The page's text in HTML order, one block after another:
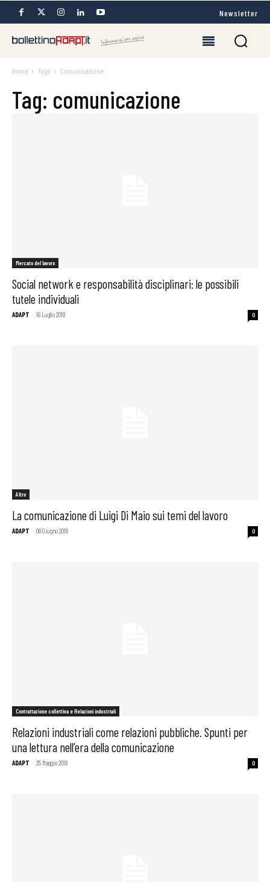
Newsletter
Home Tags Comunicazione
Tag: comunicazione
Mercato del lavoro
Social network e responsabilità disciplinari: le possibili
tutele individuali
ADAPT - 16 Luglio 2018 0
Altro
La comunicazione di Luigi Di Maio sui temi del lavoro
ADAPT - 08 Giugno 2018 0
Contrattazione collettiva e Relazioni industriali
Relazioni industriali come relazioni pubbliche. Spunti per
una lettura nell’era della comunicazione
ADAPT - 25 Maggio 2018 0